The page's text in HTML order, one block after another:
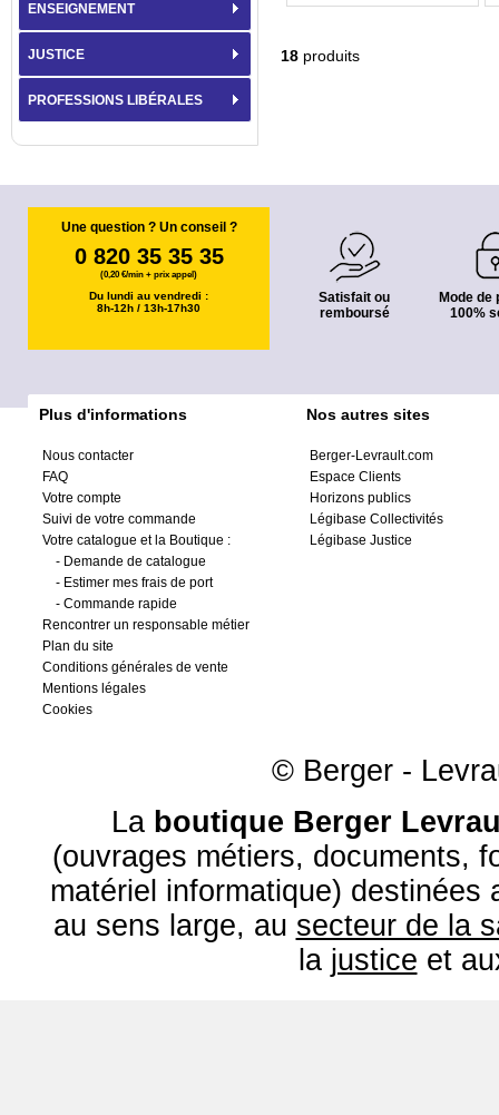
18 produits
ENSEIGNEMENT
JUSTICE
PROFESSIONS LIBÉRALES
Une question ? Un conseil ?
0 820 35 35 35
(0,20 €/min + prix appel)
Du lundi au vendredi :
8h-12h / 13h-17h30
Satisfait ou
remboursé
Mode de
100%
Plus d'informations
Nous contacter
FAQ
Votre compte
Suivi de votre commande
Votre catalogue et la Boutique :
- Demande de catalogue
- Estimer mes frais de port
- Commande rapide
Rencontrer un responsable métier
Plan du site
Conditions générales de vente
Mentions légales
Cookies
Nos autres sites
Berger-Levrault.com
Espace Clients
Horizons publics
Légibase Collectivités
Légibase Justice
© Berger -
La boutique Berger
(ouvrages métiers, documents,
matériel informatique) destinées
au sens large, au secteur de la
la justice et